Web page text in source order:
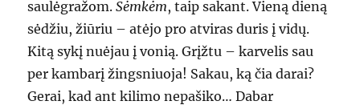
saulėgražom.Sėmkėm, taip sakant. Vieną dieną
sėdžiu, žiūriu – atėjo pro atviras duris į vidų.
Kitą sykį nuėjau į vonią. Grįžtu – karvelis sau
per kambarį žingsniuoja! Sakau, ką čia darai?
Gerai, kad ant kilimo nepašiko… Dabar